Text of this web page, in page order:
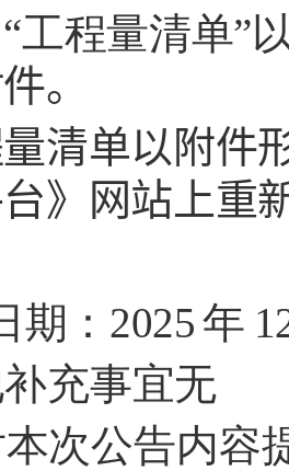
工程量清单”
。
清单以附件
》网站上重
期：2025年 1
充事宜无
次公告内容